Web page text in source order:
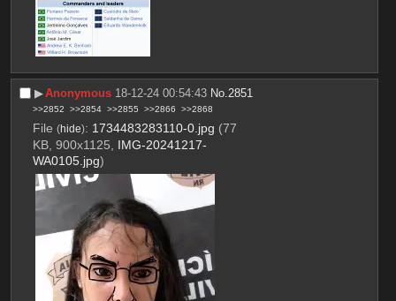
▶︎Anonymous 18-12-24 00:54:43 No. 2851
>>2852 >>2854 >>2855 >>2866 >>2868
File (hide): 1734483283110-0.jpg (77
KB, 900x1125, IMG-20241217-
WA0105.jpg)